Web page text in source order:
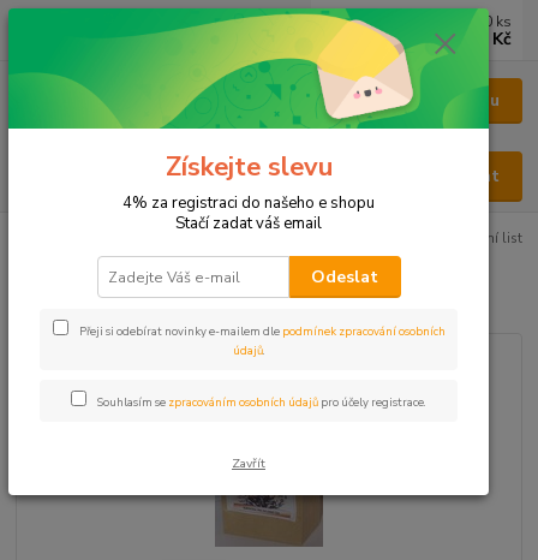
Menu
Hledat
0 ks
0 Kč
Jahodník lesní list
Jahodník lesní list
Získejte slevu
4% za registraci do našeho e shopu
Stačí zadat váš email
Odeslat
Přeji si odebírat novinky e-mailem dle podmínek zpracování osobních
údajů.
Souhlasím se zpracováním osobních údajů pro účely registrace.
Zavřít